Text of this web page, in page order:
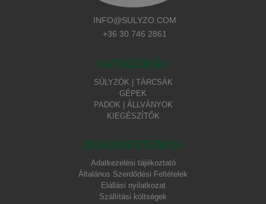
INFO@SULYZO.COM
+36 30 746 2861
KATEGÓRIÁK
SÚLYZÓK | TÁRCSÁK
GÉPEK
PADOK | ÁLLVÁNYOK
KIEGÉSZÍTŐK
DOKUMENTUMOK
Adatkezelési tájékoztató
Általános Szerdődési Feltételek
Elállási nyilatkozat
Szállítási költségek